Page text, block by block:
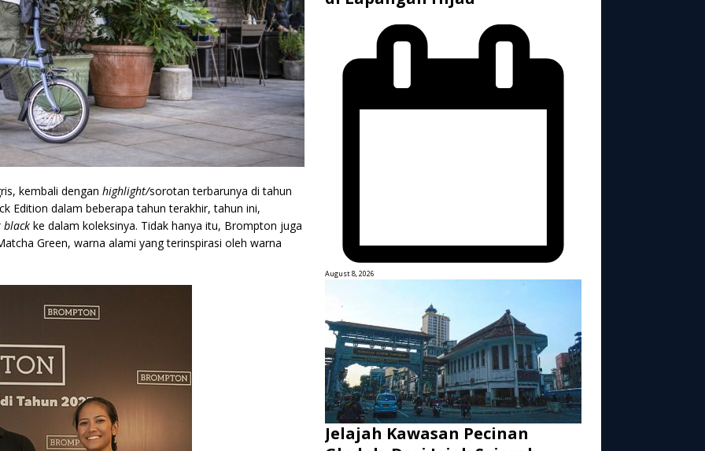
kembali dengan highlight/sorotan terbarunya di tahun
Edition dalam beberapa tahun terakhir, tahun ini,
black ke dalam koleksinya. Tidak hanya itu, Brompton juga
Green, warna alami yang terinspirasi oleh warna
August 8, 2026
Jelajah Kawasan Pecinan